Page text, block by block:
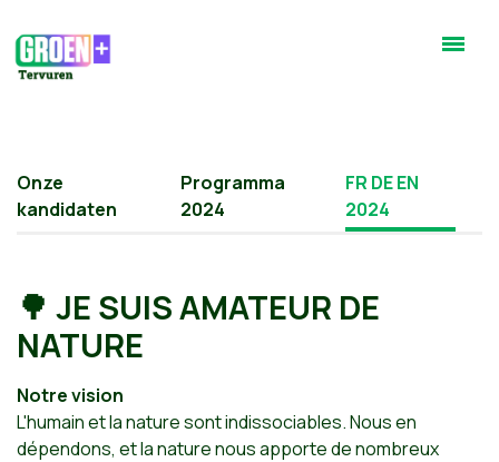
Onze
kandidaten
Programma
2024
FR DE EN
2024
🌳 JE SUIS AMATEUR DE
NATURE
Notre vision
L'humain et la nature sont indissociables. Nous en
dépendons, et la nature nous apporte de nombreux